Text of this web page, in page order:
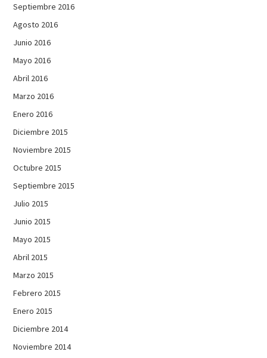
Septiembre 2016
Agosto 2016
Junio 2016
Mayo 2016
Abril 2016
Marzo 2016
Enero 2016
Diciembre 2015
Noviembre 2015
Octubre 2015
Septiembre 2015
Julio 2015
Junio 2015
Mayo 2015
Abril 2015
Marzo 2015
Febrero 2015
Enero 2015
Diciembre 2014
Noviembre 2014